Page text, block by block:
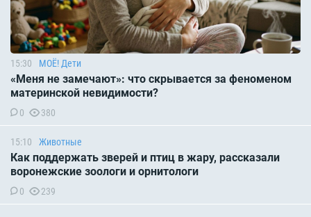
15:30 МОЁ! Дети
«Меня не замечают»: что скрывается за феноменом
материнской невидимости?
0 380
15:10 Животные
Как поддержать зверей и птиц в жару, рассказали
воронежские зоологи и орнитологи
0 239